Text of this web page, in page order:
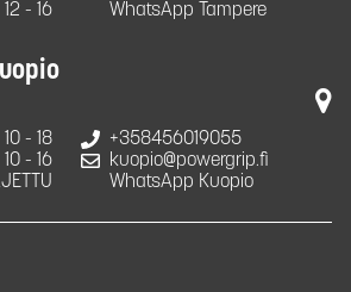
12 - 16
WhatsApp Tampere
10 - 18
10 - 16
+358456019055
kuopio@powergrip.fi
WhatsApp Kuopio